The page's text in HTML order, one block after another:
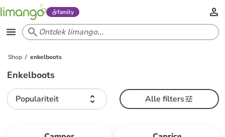
family
Shop enkelboots
Enkelboots
Populariteit Alle filters